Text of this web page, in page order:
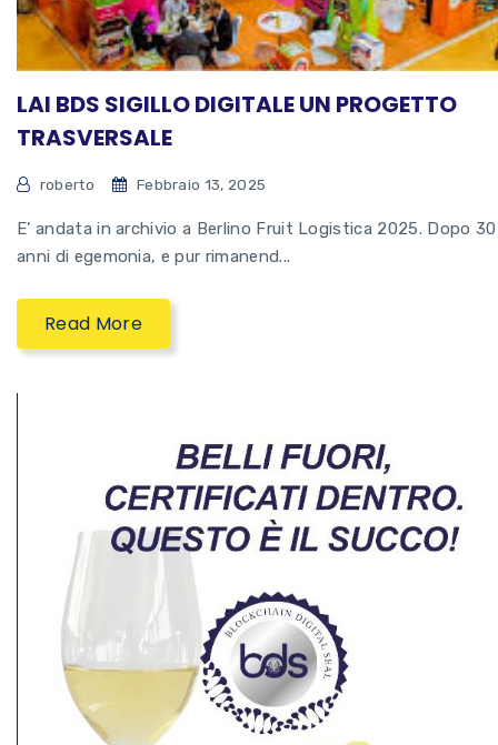
LAI BDS SIGILLO DIGITALE UN PROGETTO
TRASVERSALE
roberto Febbraio 13, 2025
E’ andata in archivio a Berlino Fruit Logistica 2025. Dopo 30
anni di egemonia, e pur rimanend...
Read More